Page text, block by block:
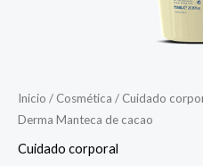
Inicio / Cosmética / Cuidado
Derma Manteca de cacao
Cuidado corporal